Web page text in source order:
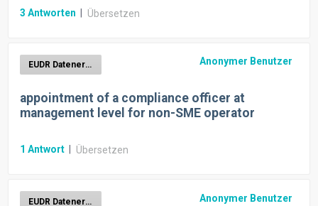
3 Antworten Übersetzen
EUDR Datenerhebung Anonymer Benutzer
appointment of a compliance officer at
management level for non-SME operator
1 Antwort Übersetzen
EUDR Datenerhebung Anonymer Benutzer